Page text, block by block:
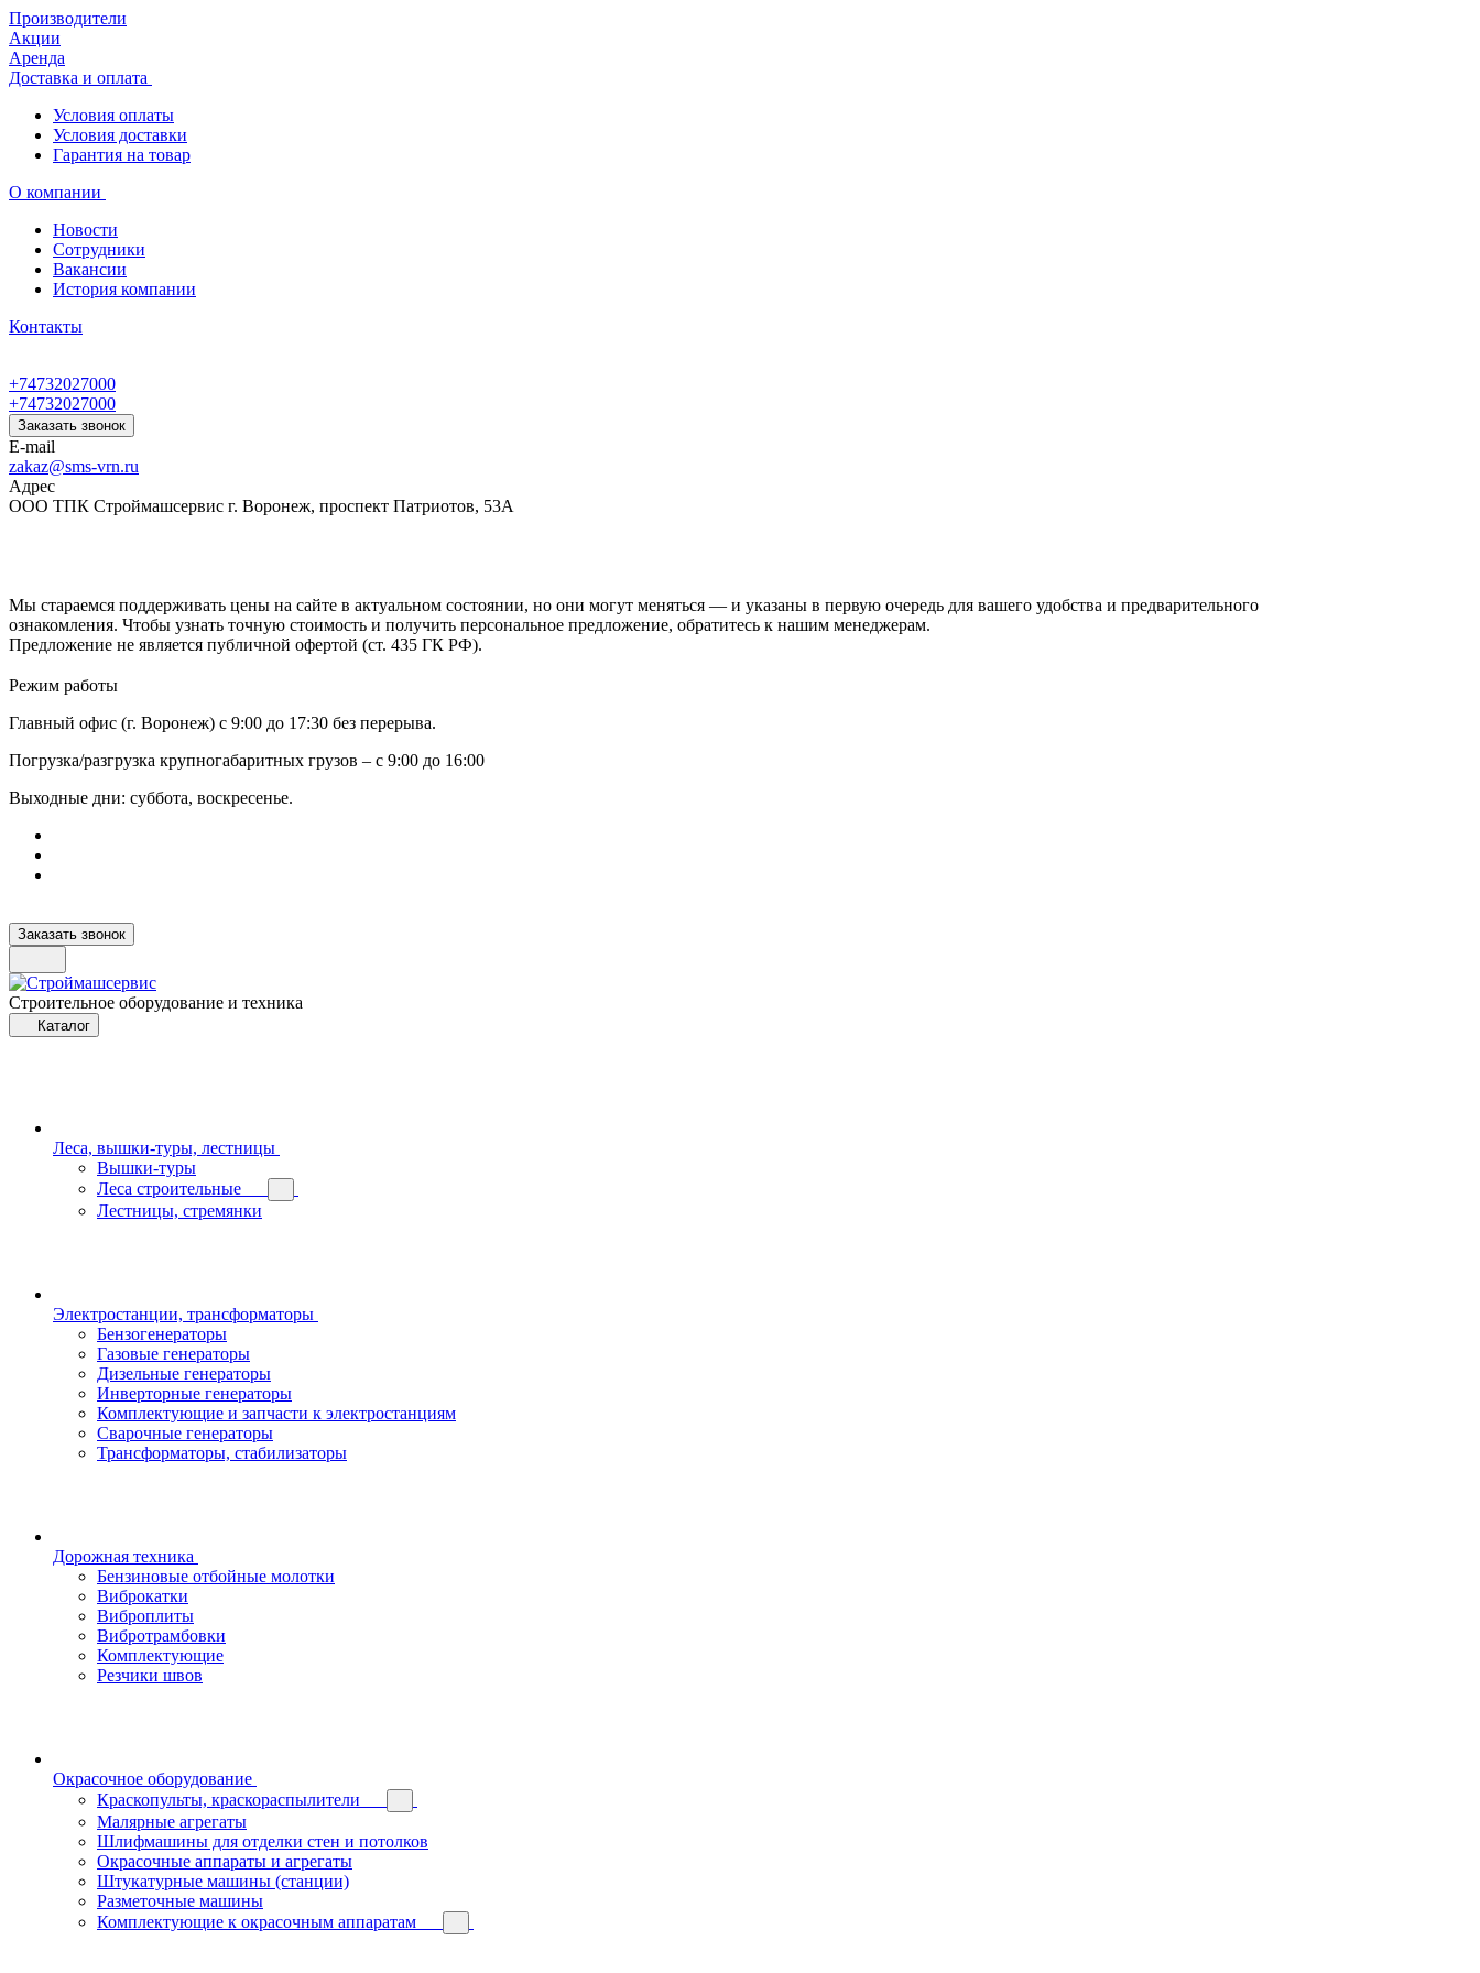
Производители
Акции
Аренда
Доставка и оплата
Условия оплаты
Условия доставки
Гарантия на товар
О компании
Новости
Сотрудники
Вакансии
История компании
Контакты
+74732027000
+74732027000
Заказать звонок
E-mail
zakaz@sms-vrn.ru
Адрес
ООО ТПК Строймашсервис г. Воронеж, проспект Патриотов, 53А
Мы стараемся поддерживать цены на сайте в актуальном состоянии, но они могут меняться — и указаны в первую очередь для вашего удобства и предварительного
ознакомления. Чтобы узнать точную стоимость и получить персональное предложение, обратитесь к нашим менеджерам.
Предложение не является публичной офертой (ст. 435 ГК РФ).
Режим работы
Главный офис (г. Воронеж) с 9:00 до 17:30 без перерыва.
Погрузка/разгрузка крупногабаритных грузов – с 9:00 до 16:00
Выходные дни: суббота, воскресенье.
Заказать звонок
Строительное оборудование и техника
Каталог
Леса, вышки-туры, лестницы
Вышки-туры
Леса строительные
Лестницы, стремянки
Электростанции, трансформаторы
Бензогенераторы
Газовые генераторы
Дизельные генераторы
Инверторные генераторы
Комплектующие и запчасти к электростанциям
Сварочные генераторы
Трансформаторы, стабилизаторы
Дорожная техника
Бензиновые отбойные молотки
Виброкатки
Виброплиты
Вибротрамбовки
Комплектующие
Резчики швов
Окрасочное оборудование
Краскопульты, краскораспылители
Малярные агрегаты
Шлифмашины для отделки стен и потолков
Окрасочные аппараты и агрегаты
Штукатурные машины (станции)
Разметочные машины
Комплектующие к окрасочным аппаратам